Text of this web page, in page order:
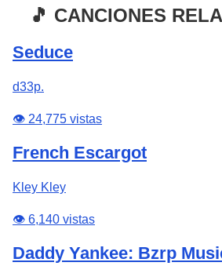
🎵 CANCIONES
Seduce
d33p.
👁️ 24,775 vistas
French Escargot
Kley Kley
👁️ 6,140 vistas
Daddy Yankee: Bzrp